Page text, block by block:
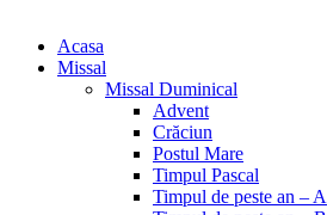
Acasa
Missal
Missal Duminical
Advent
Crăciun
Postul Mare
Timpul Pascal
Timpul de peste an – A